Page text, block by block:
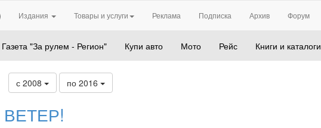
Издания Товары и услуги Реклама Подписка Архив Форум
Газета "За рулем - Регион" Купи авто Мото Рейс Книги и каталоги
с 2008 по 2016